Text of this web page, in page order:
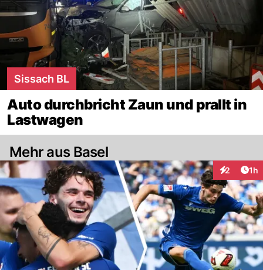
Sissach BL
Auto durchbricht Zaun und prallt in
Lastwagen
Mehr aus Basel
2 1h